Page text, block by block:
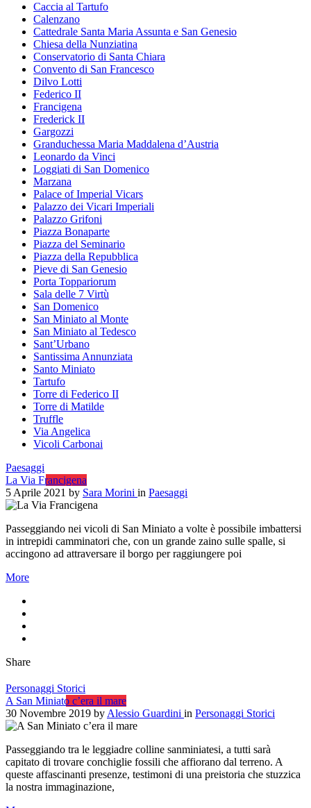
Caccia al Tartufo
Calenzano
Cattedrale Santa Maria Assunta e San Genesio
Chiesa della Nunziatina
Conservatorio di Santa Chiara
Convento di San Francesco
Dilvo Lotti
Federico II
Francigena
Frederick II
Gargozzi
Granduchessa Maria Maddalena d’Austria
Leonardo da Vinci
Loggiati di San Domenico
Marzana
Palace of Imperial Vicars
Palazzo dei Vicari Imperiali
Palazzo Grifoni
Piazza Bonaparte
Piazza del Seminario
Piazza della Repubblica
Pieve di San Genesio
Porta Toppariorum
Sala delle 7 Virtù
San Domenico
San Miniato al Monte
San Miniato al Tedesco
Sant’Urbano
Santissima Annunziata
Santo Miniato
Tartufo
Torre di Federico II
Torre di Matilde
Truffle
Via Angelica
Vicoli Carbonai
Paesaggi
La Via Francigena
5 Aprile 2021 by Sara Morini in Paesaggi
Passeggiando nei vicoli di San Miniato a volte è possibile imbattersi
in intrepidi camminatori che, con un grande zaino sulle spalle, si
accingono ad attraversare il borgo per raggiungere poi
More
Share
Personaggi Storici
A San Miniato c’era il mare
30 Novembre 2019 by Alessio Guardini in Personaggi Storici
Passeggiando tra le leggiadre colline sanminiatesi, a tutti sarà
capitato di trovare conchiglie fossili che affiorano dal terreno. A
queste affascinanti presenze, testimoni di una preistoria che stuzzica
la nostra immaginazione,